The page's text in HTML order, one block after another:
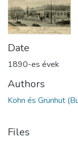
Date
1890-es évek
Authors
Kohn és Grünhut
Files